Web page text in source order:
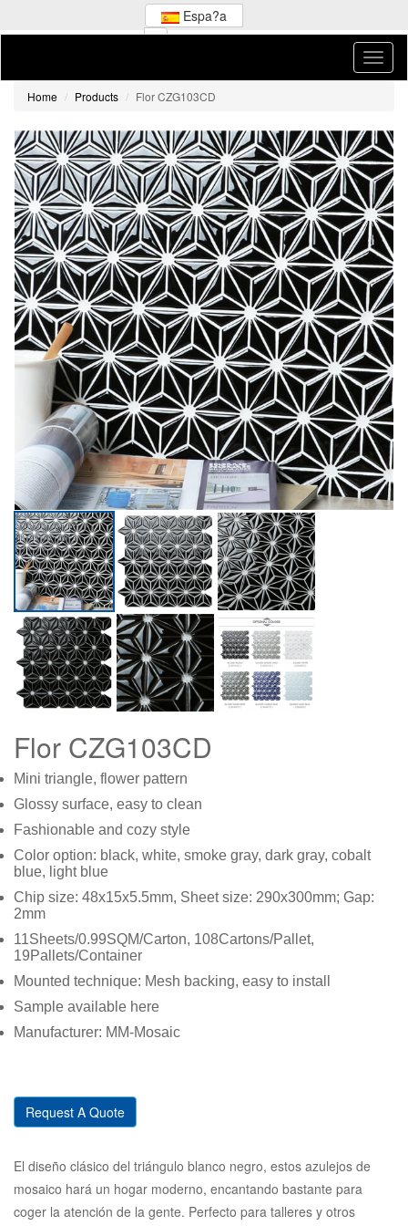
Espa?a
Home Products Flor CZG103CD
Flor CZG103CD
Mini triangle, flower pattern
Glossy surface, easy to clean
Fashionable and cozy style
Color option: black, white, smoke gray, dark gray, cobalt
blue, light blue
Chip size: 48x15x5.5mm, Sheet size: 290x300mm; Gap:
2mm
11Sheets/0.99SQM/Carton, 108Cartons/Pallet,
19Pallets/Container
Mounted technique: Mesh backing, easy to install
Sample available here
Manufacturer: MM-Mosaic
Request A Quote
El diseño clásico del triángulo blanco negro, estos azulejos de
mosaico hará un hogar moderno, encantando bastante para
coger la atención de la gente. Perfecto para talleres y otros